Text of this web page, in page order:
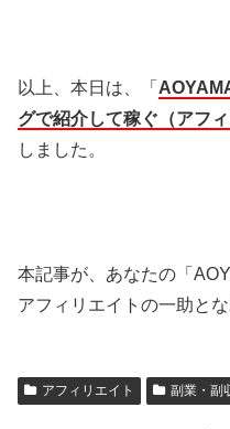
以上、本日は、「
グで紹介して稼ぐ（アフ
しました。
本記事が、あなたの「
アフィリエイトの一助と
アフィリエイト 副業・副